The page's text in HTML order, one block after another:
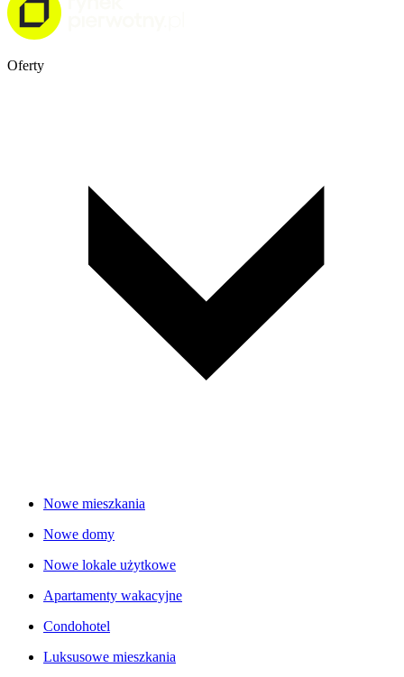
Oferty
Nowe mieszkania
Nowe domy
Nowe lokale użytkowe
Apartamenty wakacyjne
Condohotel
Luksusowe mieszkania